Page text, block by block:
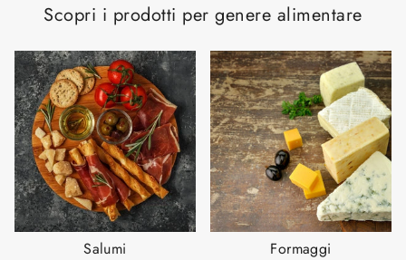
Scopri i prodotti per genere alimentare
Salumi Formaggi